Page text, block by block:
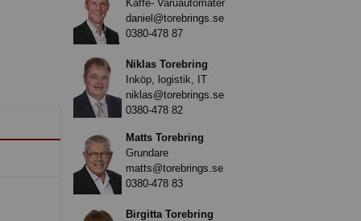
Kaffe- Varuautomater
daniel@torebrings.se
0380-478 87
Niklas Torebring
Inköp, logistik, IT
niklas@torebrings.se
0380-478 82
Matts Torebring
Grundare
matts@torebrings.se
0380-478 83
Birgitta Torebring